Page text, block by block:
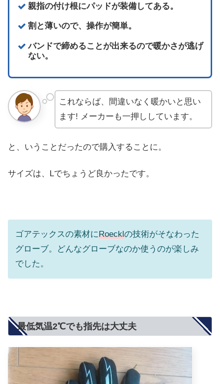
親指の付け根にパッドが装備してある。
割と薄いので、操作が簡単。
バンドで締めることが出来るので暖かさが逃げ
ない。
これならば、間違いなく暖かいと思い
ます! メーカーも一押ししています。
と、いうことだったので購入することに。
サイズは、Lでちょうど良かったです。
ゴアテックスの素材にRoecklの技術がそなわった
グローブ。どんなグローブなのか使うのが楽しみ
でした。
最低気温2℃でも指先は大丈夫